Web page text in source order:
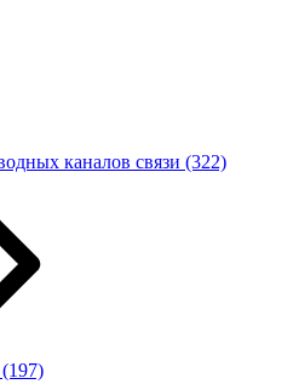
каналов связи (322)
(197)